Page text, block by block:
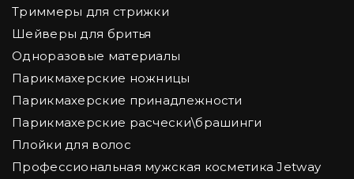
Триммеры для стрижки
Шейверы для бритья
Одноразовые материалы
Парикмахерские ножницы
Парикмахерские принадлежности
Парикмахерские расчески\брашинги
Плойки для волос
Профессиональная мужская косметика Jetway